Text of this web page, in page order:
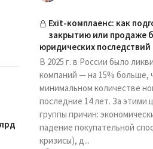
Exit-комплаенс: как
закрытию или продаже
юридических последствий
В 2025 г. в России было
компаний — на 15% больше,
минимальном количестве
последние 14 лет. За
группы причин:
падение покупательной
кризисы), д...